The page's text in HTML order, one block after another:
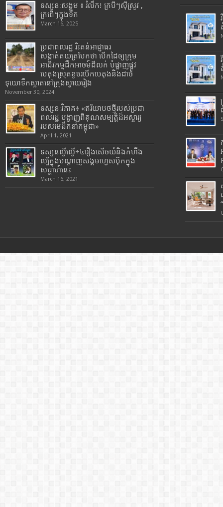
ទស្សនៈសង្គម ៖ រំលឹក! ក្របីៗស៊ីស្រូវ ,
ក្រពើៗក្នុងទឹក
March 16, 2025
ប្រជាពលរដ្ឋ រិះគន់អាជ្ញាធរ
សង្កាត់គយត្របែកថា បើកដៃឲ្យក្រុម
អាជីវកម្មដឹកអាចម៍ដីលក់ បំផ្លាញផ្លូវ
បេតុងស្រុតខូចរបើកបេតុងនិងដាច់
ទុយោទឹកស្អាតនៅក្រុងស្វាយរៀង
November 30, 2024
ទស្សនៈវិភាគ៖ «ឥរិយាបថថ្មីរបស់ប្រជា
ពលរដ្ឋ បង្ហាញពីគុណសម្បត្តិដ៏អស្ចារ្យ
របស់មេដឹកនាំកម្ពុជា»
April 1, 2021
ទស្សនល្ងីល្ងើ÷៤រឿងសើចយំនិងកំហឹង
ល្បីក្នុងបណ្តាញសង្គមហ្វេសប៊ុកក្នុង
សប្តាហ៍នេះ
March 16, 2021